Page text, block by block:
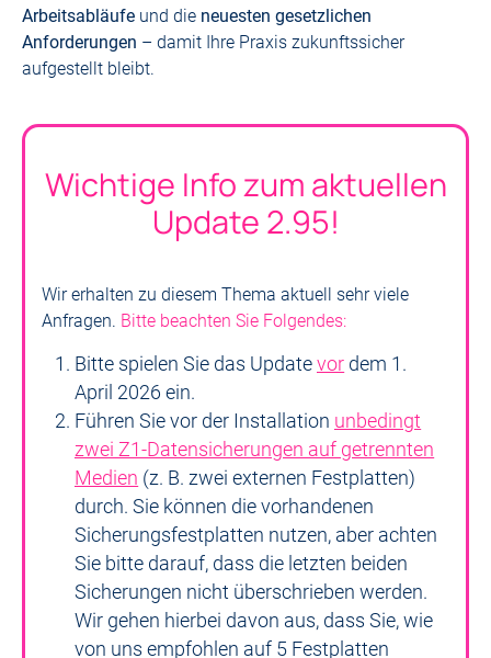
Arbeitsabläufe und die neuesten gesetzlichen
Anforderungen – damit Ihre Praxis zukunftssicher
aufgestellt bleibt.
Wichtige Info zum aktuellen
Update 2.95!
Wir erhalten zu diesem Thema aktuell sehr viele
Anfragen. Bitte beachten Sie Folgendes:
Bitte spielen Sie das Updatevor dem 1.
April 2026 ein.
Führen Sie vor der Installation unbedingt
zwei Z1-Datensicherungen auf getrennten
Medien (z. B. zwei externen Festplatten)
durch. Sie können die vorhandenen
Sicherungsfestplatten nutzen, aber achten
Sie bitte darauf, dass die letzten beiden
Sicherungen nicht überschrieben werden.
Wir gehen hierbei davon aus, dass Sie, wie
von uns empfohlen auf 5 Festplatten